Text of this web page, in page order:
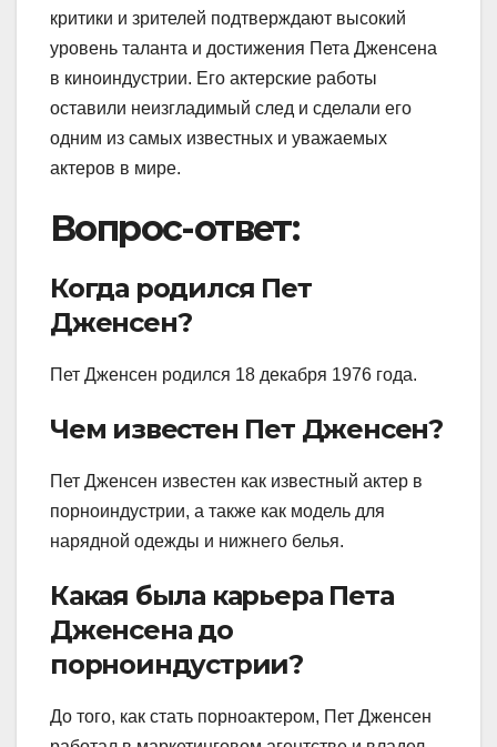
критики и зрителей подтверждают высокий
уровень таланта и достижения Пета Дженсена
в киноиндустрии. Его актерские работы
оставили неизгладимый след и сделали его
одним из самых известных и уважаемых
актеров в мире.
Вопрос-ответ:
Когда родился Пет
Дженсен?
Пет Дженсен родился 18 декабря 1976 года.
Чем известен Пет Дженсен?
Пет Дженсен известен как известный актер в
порноиндустрии, а также как модель для
нарядной одежды и нижнего белья.
Какая была карьера Пета
Дженсена до
порноиндустрии?
До того, как стать порноактером, Пет Дженсен